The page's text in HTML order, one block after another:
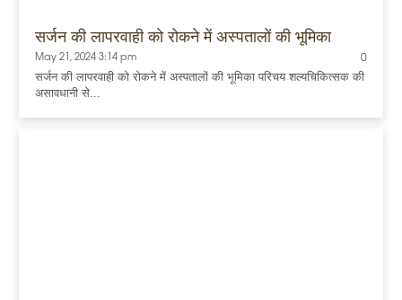
सर्जन की लापरवाही को रोकने में अस्पतालों की भूमिका
May 21, 2024 3:14 pm 0
सर्जन की लापरवाही को रोकने में अस्पतालों की भूमिका परिचय शल्यचिकित्सक की
असावधानी से...